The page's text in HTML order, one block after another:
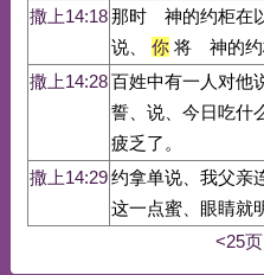
撒上14:18那时 神的约柜在
说、
你将 神的约
撒上14:28百姓中有一人对他
誓、说、今日吃什
疲乏了。
撒上14:29约拿单说、我父亲
这一点蜜、眼睛就
<25页